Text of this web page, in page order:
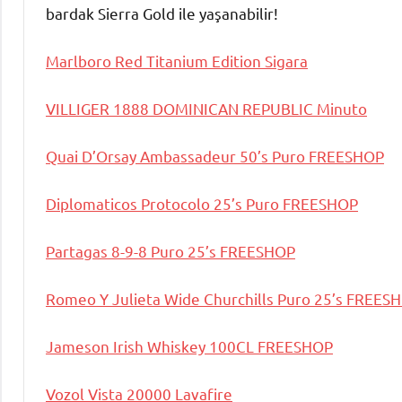
bardak Sierra Gold ile yaşanabilir!
Marlboro Red Titanium Edition Sigara
VILLIGER 1888 DOMINICAN REPUBLIC Minuto
Quai D’Orsay Ambassadeur 50’s Puro FREESHOP
Diplomaticos Protocolo 25’s Puro FREESHOP
Partagas 8-9-8 Puro 25’s FREESHOP
Romeo Y Julieta Wide Churchills Puro 25’s
Jameson Irish Whiskey 100CL FREESHOP
Vozol Vista 20000 Lavafire